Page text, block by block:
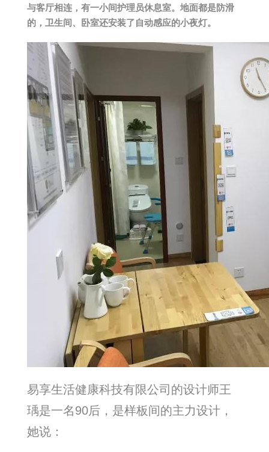
与客厅相连，有一小间护理员休息室。地面都是防滑
的，卫生间、卧室还安装了自动感应的小夜灯。
易享生活健康科技有限公司的设计师王
瑀是一名90后，是样板间的主力设计，
她说：